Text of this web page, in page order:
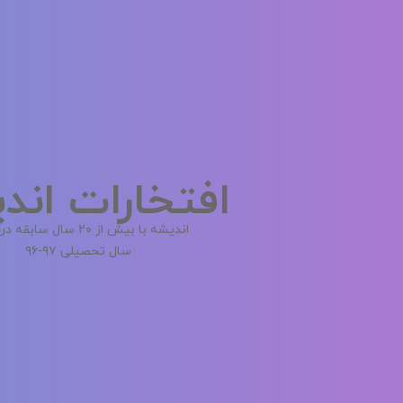
افتخارات
اندیشه با بیش از ۲۰ سال سابقه درخشان
سال تحصیلی ۹۷-۹۶